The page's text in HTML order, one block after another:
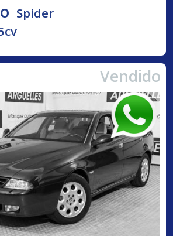
Spider
Vendido